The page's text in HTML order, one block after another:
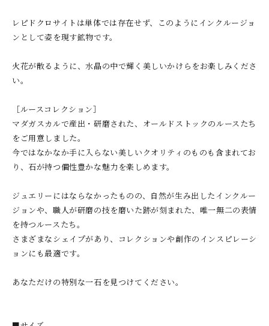
レピドクロサイトは単体では存在せず、このようにインクルージョ
ンとして姿を現す鉱物です。
火花が散るように、水晶の中で輝く美しいかけらをお楽しみくださ
い。
［ルースコレクション］
マダガスカルで産出・研磨された、オールドストックのルースたち
をご用意しました。
今ではなかなか手に入らない美しいクオリティのものも含まれてお
り、石が持つ個性豊かな魅力を楽しめます。
ジュエリーにはならなかったものの、自然が生み出したインクルー
ジョンや、職人が研磨の技を磨いた跡が刻まれた、唯一無二の表情
を持つルースたち。
さまざまなシェイプがあり、コレクションや創作のインスピレーシ
ョンにも最適です。
あなただけの特別な一石を見つけてください。